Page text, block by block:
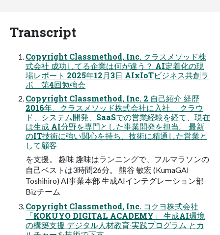
Transcript
Copyright Classmethod, Inc. クラスメソッド株
式会社 成功してる企業は何が違う？ AI定着化の現
場レポート 2025年12⽉3⽇ AIxIoTビジネス共創ラ
ボ 第4回勉強会
Copyright Classmethod, Inc. 2 ⾃⼰紹介 経歴
2016年、クラスメソッド株式会社に⼊社。 クラウ
ド、システム開発、SaaSでの営業経験を経て、現在
は⽣成 AI分野を専⾨とした事業開発を担当。 最新
のIT技術に強い関⼼を持ち、技術に精通した営業と
して顧客
を⽀援。 趣味 趣味はランニングで、フルマラソンの
⾃⼰ベストは3時間26分。 熊⾕ 敏宏 (KumaGAI
Toshihiro) AI事業本部 ⽣成AIインテグレーション部
Bizチーム
Copyright Classmethod, Inc. コクヨ株式会社
「KOKUYO DIGITAL ACADEMY」 ⽣成AI環境
の構築⽀援 デジタル⼈材教育‧実践プログラム とカ